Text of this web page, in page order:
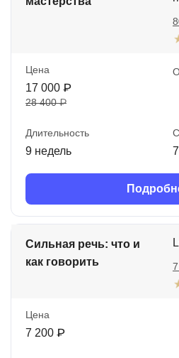
Цена
17 000 ₽
28 400 ₽
Длительность
9 недель
Сильная речь: что и
как говорить
Цена
7 200 ₽